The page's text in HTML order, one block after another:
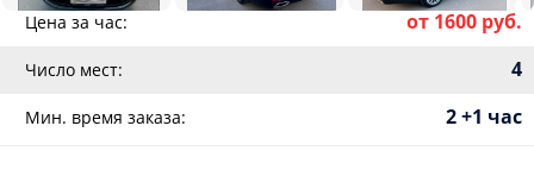
Цена за час: от 1600 руб.
Число мест: 4
Мин. время заказа: 2 +1 час